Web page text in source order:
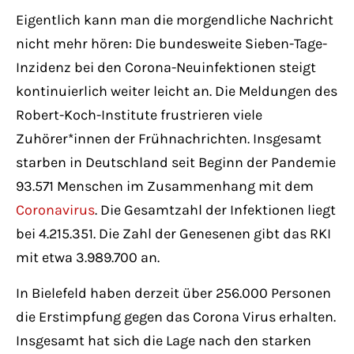
Drop us a line
About us
Aenean commodo ligula eget dolor. Aenean
massa. Cum sociis natoque penatibus et
magnis dis parturient montes, nascetur
ridiculus mus. Donec quam felis, ultricies
Eigentlich kann man die morgendliche Nachricht
nicht mehr hören: Die bundesweite Sieben-Tage-
Inzidenz bei den Corona-Neuinfektionen steigt
kontinuierlich weiter leicht an. Die Meldungen des
Robert-Koch-Institute frustrieren viele
Zuhörer*innen der Frühnachrichten. Insgesamt
starben in Deutschland seit Beginn der Pandemie
93.571 Menschen im Zusammenhang mit dem
Coronavirus. Die Gesamtzahl der Infektionen liegt
bei 4.215.351. Die Zahl der Genesenen gibt das RKI
mit etwa 3.989.700 an.
In Bielefeld haben derzeit über 256.000 Personen
die Erstimpfung gegen das Corona Virus erhalten.
Insgesamt hat sich die Lage nach den starken